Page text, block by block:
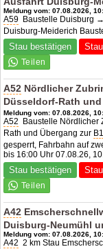
Meldung vom: 07.08.2026,
A59 Baustelle Duisburg
Duisburg-Meiderich
Stau bestätigen
A52 Nördlicher
Düsseldorf-Rath
Meldung vom: 07.08.2026,
A52
Baustelle Nördlicher
Rath und Übergang zur B1
gesperrt, Fahrbahn auf
bis 16:00 Uhr 07.08.26,
Stau bestätigen
A42
Duisburg-Neumühl
Meldung vom: 07.08.2026,
A42 2 km Stau